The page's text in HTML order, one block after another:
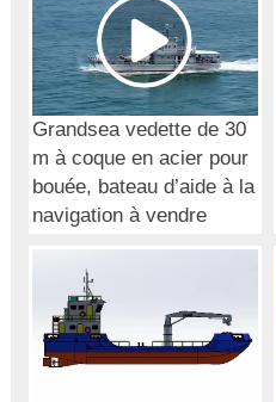
Grandsea vedette de 30
m à coque en acier pour
bouée, bateau d’aide à la
navigation à vendre